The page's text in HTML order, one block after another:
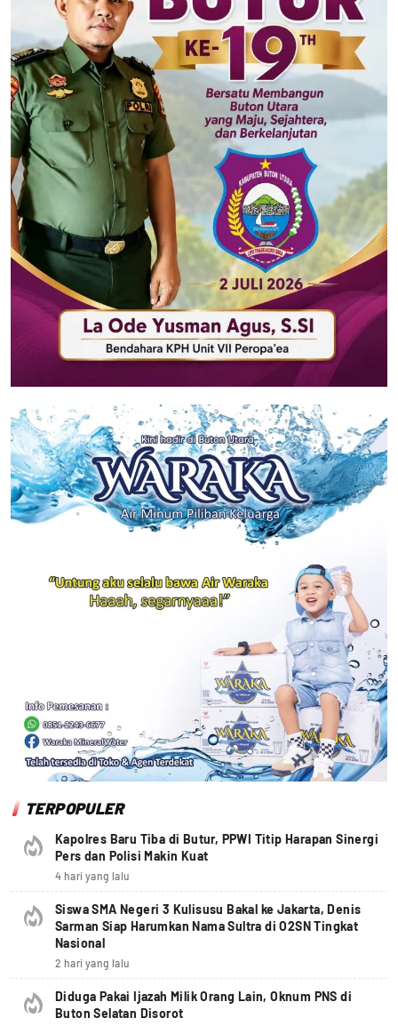
TERPOPULER
Kapolres Baru Tiba di Butur, PPWI Titip Harapan Sinergi
Pers dan Polisi Makin Kuat
4 hari yang lalu
Siswa SMA Negeri 3 Kulisusu Bakal ke Jakarta, Denis
Sarman Siap Harumkan Nama Sultra di O2SN Tingkat
Nasional
2 hari yang lalu
Diduga Pakai Ijazah Milik Orang Lain, Oknum PNS di
Buton Selatan Disorot